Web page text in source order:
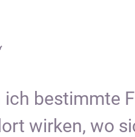
bestimmte
wirken, wo